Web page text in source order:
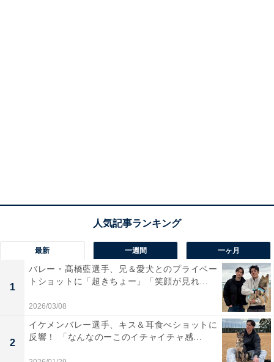
最新 一週間 一ヶ月
1
バレー・髙橋藍選手、兄＆愛犬とのプライベー
トショットに「超きちょー」「笑顔が見れ...
2026/03/08
2
イケメンバレー選手、キス＆耳食べショットに
反響！ 「なんなのーこのイチャイチャ感...